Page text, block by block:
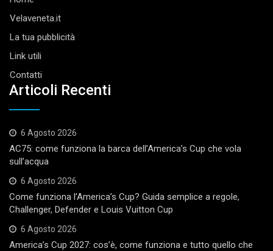
Velaveneta.it
La tua pubblicità
Link utili
Contatti
Articoli Recenti
6 Agosto 2026
AC75: come funziona la barca dell’America’s Cup che vola
sull’acqua
6 Agosto 2026
Come funziona l’America’s Cup? Guida semplice a regole,
Challenger, Defender e Louis Vuitton Cup
6 Agosto 2026
America’s Cup 2027: cos’è, come funziona e tutto quello che